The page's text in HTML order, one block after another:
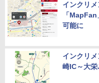
インクリ
「
可能に
インクリ
崎IC～大